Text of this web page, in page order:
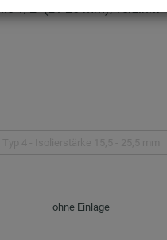
1/2" (21-26 mm), verzinkt
ohne Einlage